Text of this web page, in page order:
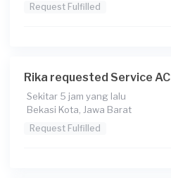
Request Fulfilled
Rika requested Service AC
Sekitar 5 jam yang lalu
Bekasi Kota, Jawa Barat
Request Fulfilled